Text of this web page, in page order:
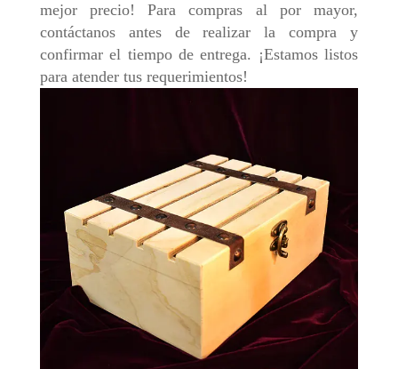
mejor precio! Para compras al por mayor,
contáctanos antes de realizar la compra y
confirmar el tiempo de entrega. ¡Estamos listos
para atender tus requerimientos!